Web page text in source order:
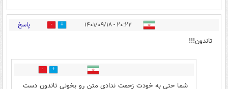
۲۰:۲۲ - ۱۴۰۱/۰۹/۱۸ 8 پاسخ
تاندون!!!
34
شما حتی به خودت زحمت ندادی متن رو بخونی تاندون دست